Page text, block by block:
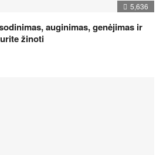
5,636
auginimas, genėjimas ir
žinoti